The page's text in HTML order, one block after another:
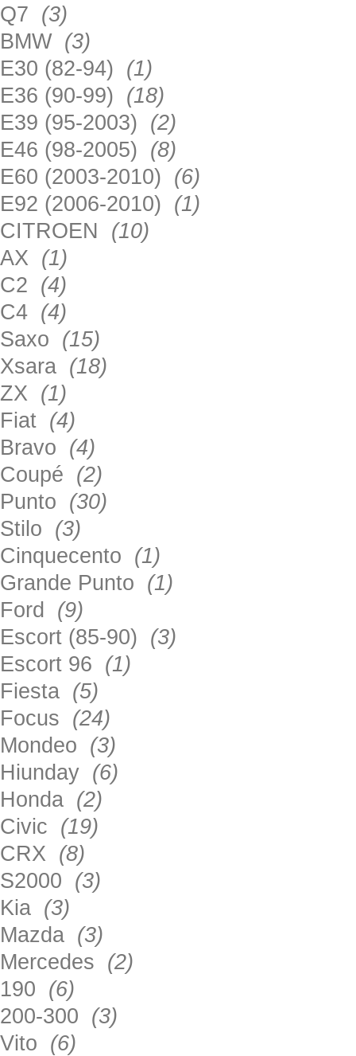
Q7 (3)
BMW (3)
E30 (82-94) (1)
E36 (90-99) (18)
E39 (95-2003) (2)
E46 (98-2005) (8)
E60 (2003-2010) (6)
E92 (2006-2010) (1)
CITROEN (10)
AX (1)
C2 (4)
C4 (4)
Saxo (15)
Xsara (18)
ZX (1)
Fiat (4)
Bravo (4)
Coupé (2)
Punto (30)
Stilo (3)
Cinquecento (1)
Grande Punto (1)
Ford (9)
Escort (85-90) (3)
Escort 96 (1)
Fiesta (5)
Focus (24)
Mondeo (3)
Hiunday (6)
Honda (2)
Civic (19)
CRX (8)
S2000 (3)
Kia (3)
Mazda (3)
Mercedes (2)
190 (6)
200-300 (3)
Vito (6)